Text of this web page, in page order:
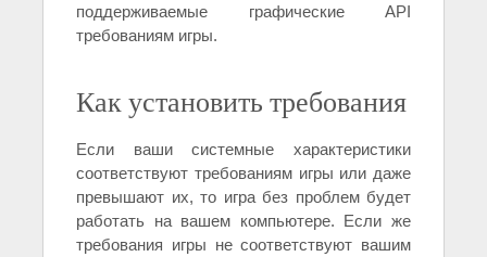
поддерживаемые графические API
требованиям игры.
Как установить требования
Если ваши системные характеристики
соответствуют требованиям игры или даже
превышают их, то игра без проблем будет
работать на вашем компьютере. Если же
требования игры не соответствуют вашим